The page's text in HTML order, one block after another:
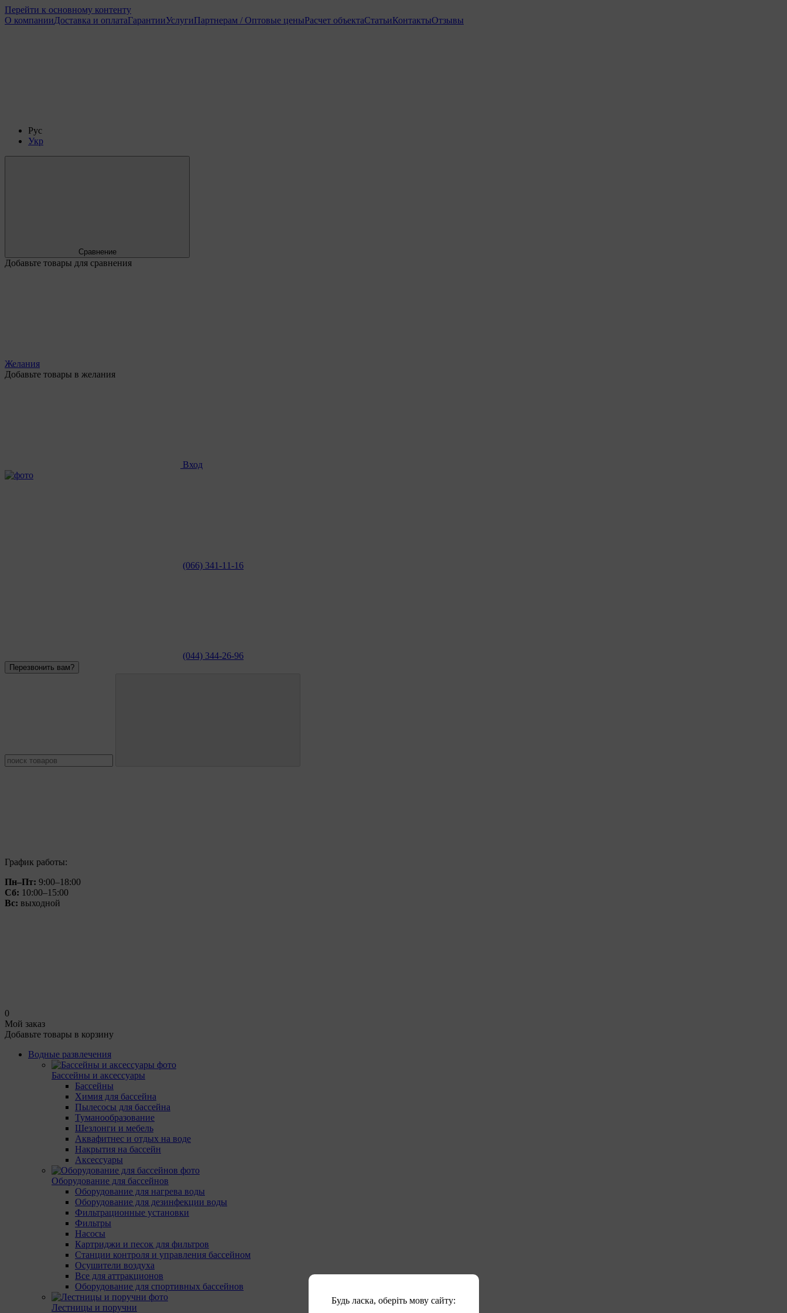
Перейти к основному контенту
О компанииДоставка и оплатаГарантииУслугиПартнерам / Оптовые ценыРасчет объектаСтатьиКонтактыОтзывы
Рус
Укр
Сравнение
Добавьте товары для сравнения
Желания
Добавьте товары в желания
Вход
(066) 341-11-16
(044) 344-26-96
Перезвонить вам?
График работы:
Пн–Пт: 9:00–18:00
Сб: 10:00–15:00
Вс: выходной
0
Мой заказ
Добавьте товары в корзину
Водные развлечения
Бассейны и аксессуары
Бассейны
Химия для бассейна
Пылесосы для бассейна
Туманообразование
Шезлонги и мебель
Аквафитнес и отдых на воде
Накрытия на бассейн
Аксессуары
Оборудование для бассейнов
Оборудование для нагрева воды
Оборудование для дезинфекции воды
Фильтрационные установки
Фильтры
Насосы
Картриджи и песок для фильтров
Станции контроля и управления бассейном
Осушители воздуха
Все для аттракционов
Оборудование для спортивных бассейнов
Лестницы и поручни
Будь ласка, оберіть мову сайту: